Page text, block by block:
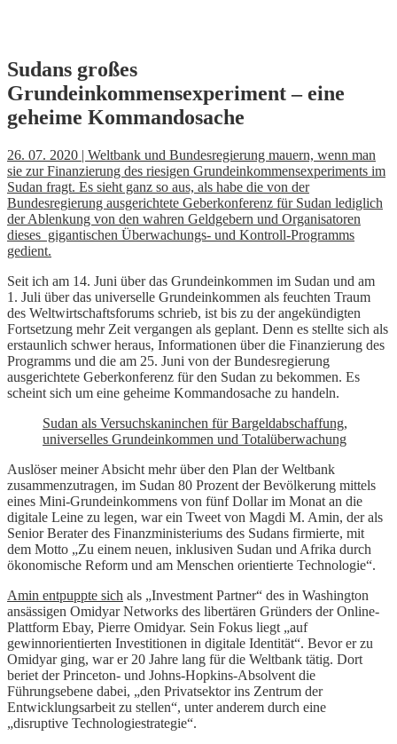
Skip
to
content
Sudans großes
Grundeinkommensexperiment – eine
geheime Kommandosache
26. 07. 2020 | Weltbank und Bundesregierung mauern, wenn man
sie zur Finanzierung des riesigen Grundeinkommensexperiments im
Sudan fragt. Es sieht ganz so aus, als habe die von der
Bundesregierung ausgerichtete Geberkonferenz für Sudan lediglich
der Ablenkung von den wahren Geldgebern und Organisatoren
dieses gigantischen Überwachungs- und Kontroll-Programms
gedient.
Seit ich am 14. Juni über das Grundeinkommen im Sudan und am
1. Juli über das universelle Grundeinkommen als feuchten Traum
des Weltwirtschaftsforums schrieb, ist bis zu der angekündigten
Fortsetzung mehr Zeit vergangen als geplant. Denn es stellte sich als
erstaunlich schwer heraus, Informationen über die Finanzierung des
Programms und die am 25. Juni von der Bundesregierung
ausgerichtete Geberkonferenz für den Sudan zu bekommen. Es
scheint sich um eine geheime Kommandosache zu handeln.
Sudan als Versuchskaninchen für Bargeldabschaffung,
universelles Grundeinkommen und Totalüberwachung
Auslöser meiner Absicht mehr über den Plan der Weltbank
zusammenzutragen, im Sudan 80 Prozent der Bevölkerung mittels
eines Mini-Grundeinkommens von fünf Dollar im Monat an die
digitale Leine zu legen, war ein Tweet von Magdi M. Amin, der als
Senior Berater des Finanzministeriums des Sudans firmierte, mit
dem Motto „Zu einem neuen, inklusiven Sudan und Afrika durch
ökonomische Reform und am Menschen orientierte Technologie“.
Amin entpuppte sich als „Investment Partner“ des in Washington
ansässigen Omidyar Networks des libertären Gründers der Online-
Plattform Ebay, Pierre Omidyar. Sein Fokus liegt „auf
gewinnorientierten Investitionen in digitale Identität“. Bevor er zu
Omidyar ging, war er 20 Jahre lang für die Weltbank tätig. Dort
beriet der Princeton- und Johns-Hopkins-Absolvent die
Führungsebene dabei, „den Privatsektor ins Zentrum der
Entwicklungsarbeit zu stellen“, unter anderem durch eine
„disruptive Technologiestrategie“.